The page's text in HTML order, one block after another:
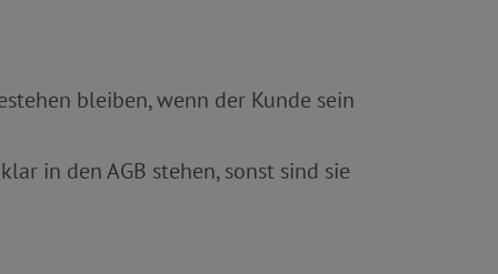
bleiben, wenn der Kunde sein
in den AGB stehen, sonst sind sie